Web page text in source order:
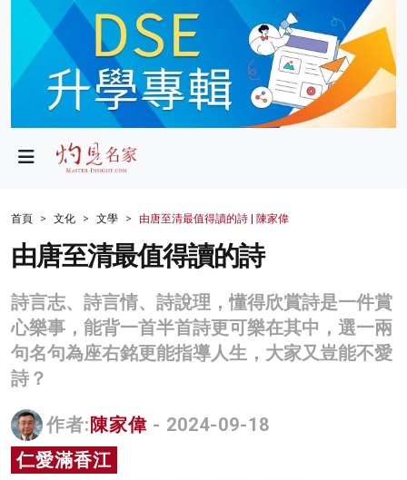
政局
財經
生活
商業
科技
名家榜
灼見活動
首頁 文化 文學 由唐至清最值得讀的詩 | 陳家偉
由唐至清最值得讀的詩
詩言志、詩言情、詩說理，懂得欣賞詩是一件賞
心樂事，能背一首半首詩更可樂在其中，選一兩
句名句為座右銘更能指導人生，大家又豈能不愛
詩？
作者: 陳家偉 - 2024-09-18
仁愛滿香江